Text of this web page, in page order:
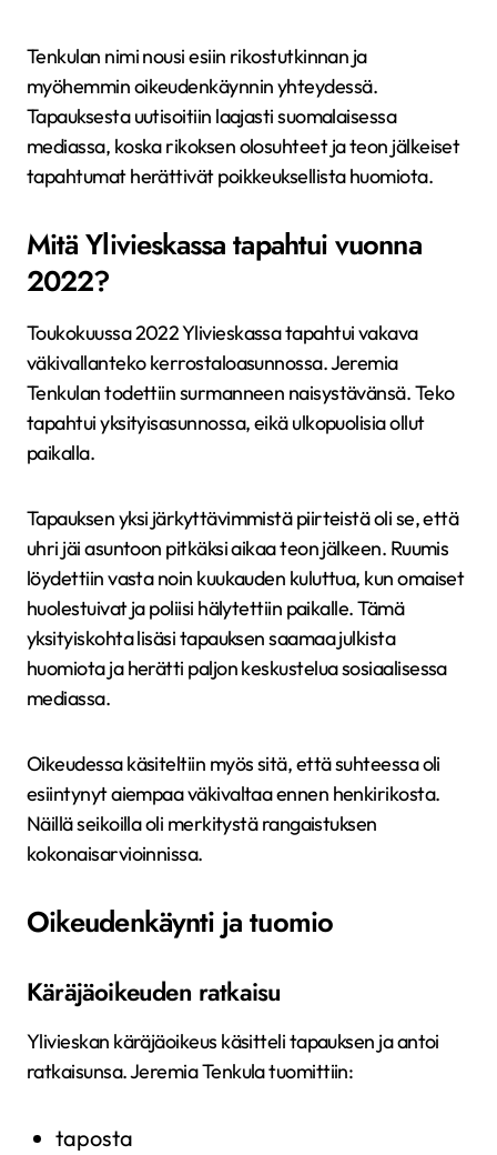
Tenkulan nimi nousi esiin rikostutkinnan ja
myöhemmin oikeudenkäynnin yhteydessä.
Tapauksesta uutisoitiin laajasti suomalaisessa
mediassa, koska rikoksen olosuhteet ja teon jälkeiset
tapahtumat herättivät poikkeuksellista huomiota.
Mitä Ylivieskassa tapahtui vuonna
2022?
Toukokuussa 2022 Ylivieskassa tapahtui vakava
väkivallanteko kerrostaloasunnossa. Jeremia
Tenkulan todettiin surmanneen naisystävänsä. Teko
tapahtui yksityisasunnossa, eikä ulkopuolisia ollut
paikalla.
Tapauksen yksi järkyttävimmistä piirteistä oli se, että
uhri jäi asuntoon pitkäksi aikaa teon jälkeen. Ruumis
löydettiin vasta noin kuukauden kuluttua, kun omaiset
huolestuivat ja poliisi hälytettiin paikalle. Tämä
yksityiskohta lisäsi tapauksen saamaa julkista
huomiota ja herätti paljon keskustelua sosiaalisessa
mediassa.
Oikeudessa käsiteltiin myös sitä, että suhteessa oli
esiintynyt aiempaa väkivaltaa ennen henkirikosta.
Näillä seikoilla oli merkitystä rangaistuksen
kokonaisarvioinnissa.
Oikeudenkäynti ja tuomio
Käräjäoikeuden ratkaisu
Ylivieskan käräjäoikeus käsitteli tapauksen ja antoi
ratkaisunsa. Jeremia Tenkula tuomittiin:
taposta